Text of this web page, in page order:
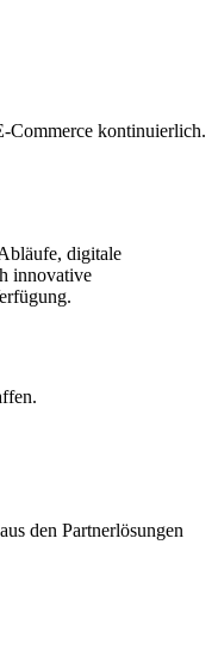
kontinuierlich.
digitale
innovative
den Partnerlösungen